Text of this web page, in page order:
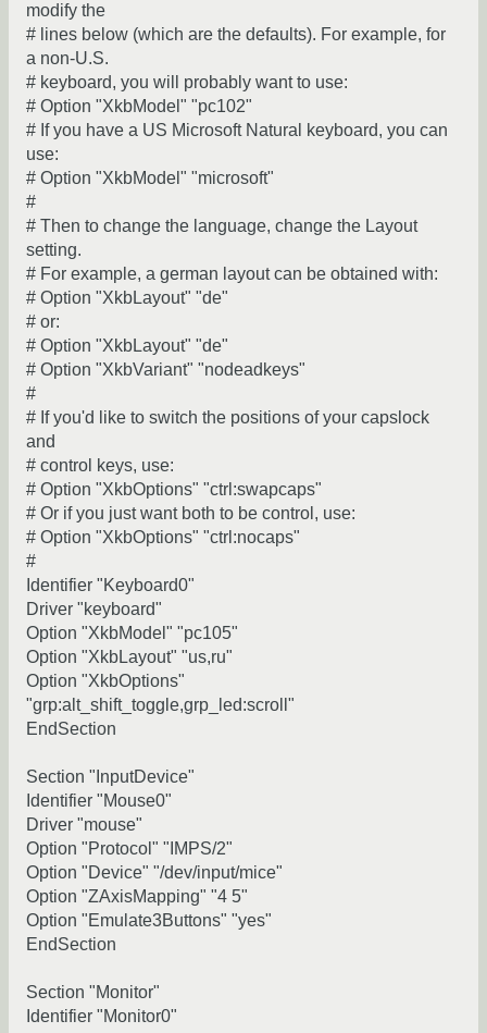
modify the
# lines below (which are the defaults). For example, for
a non-U.S.
# keyboard, you will probably want to use:
# Option "XkbModel" "pc102"
# If you have a US Microsoft Natural keyboard, you can
use:
# Option "XkbModel" "microsoft"
#
# Then to change the language, change the Layout
setting.
# For example, a german layout can be obtained with:
# Option "XkbLayout" "de"
# or:
# Option "XkbLayout" "de"
# Option "XkbVariant" "nodeadkeys"
#
# If you'd like to switch the positions of your capslock
and
# control keys, use:
# Option "XkbOptions" "ctrl:swapcaps"
# Or if you just want both to be control, use:
# Option "XkbOptions" "ctrl:nocaps"
#
Identifier "Keyboard0"
Driver "keyboard"
Option "XkbModel" "pc105"
Option "XkbLayout" "us,ru"
Option "XkbOptions"
"grp:alt_shift_toggle,grp_led:scroll"
EndSection
Section "InputDevice"
Identifier "Mouse0"
Driver "mouse"
Option "Protocol" "IMPS/2"
Option "Device" "/dev/input/mice"
Option "ZAxisMapping" "4 5"
Option "Emulate3Buttons" "yes"
EndSection
Section "Monitor"
Identifier "Monitor0"